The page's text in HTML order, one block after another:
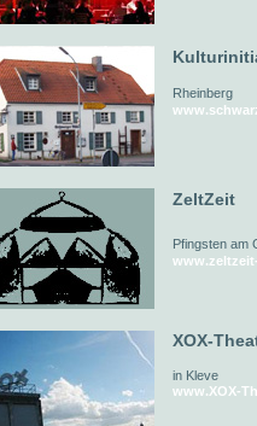
Rheinberg
ZeltZeit
Pfingsten am
XOX-
in Kleve
www.XOX-